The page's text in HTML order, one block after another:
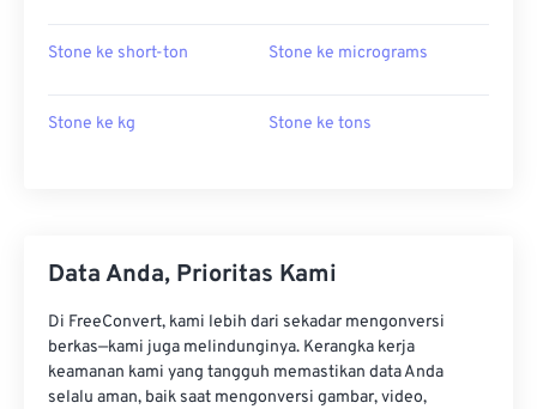
Stone ke short-ton Stone ke micrograms
Stone ke kg Stone ke tons
Data Anda, Prioritas Kami
Di FreeConvert, kami lebih dari sekadar mengonversi
berkas—kami juga melindunginya. Kerangka kerja
keamanan kami yang tangguh memastikan data Anda
selalu aman, baik saat mengonversi gambar, video,